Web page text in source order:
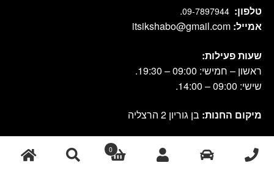
טלפון: 09-7897944
.
אמייל: itsikshabo@gmail.com
שעות פעילות:
ראשון – חמישי: 09:00 – 19:30.
שישי: 09:00 – 14:00.
מיקום החנות: בן גוריון 2 הרצליה
cook shop 2021 © אתר זה נבנה ועוצב על-ידי |אחסון
0